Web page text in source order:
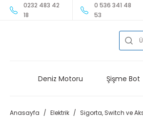
0232 483 42
18
0 536 341 48
53
Deniz Motoru Şişme Bot
Anasayfa Elektrik Sigorta, Switch ve